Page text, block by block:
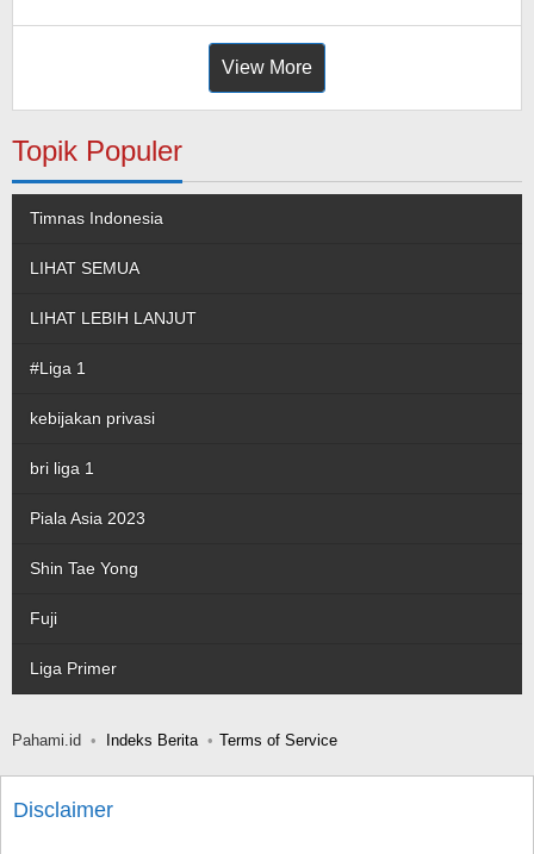
View More
Topik Populer
Timnas Indonesia
LIHAT SEMUA
LIHAT LEBIH LANJUT
#Liga 1
kebijakan privasi
bri liga 1
Piala Asia 2023
Shin Tae Yong
Fuji
Liga Primer
Pahami.id Indeks Berita Terms of Service
Disclaimer